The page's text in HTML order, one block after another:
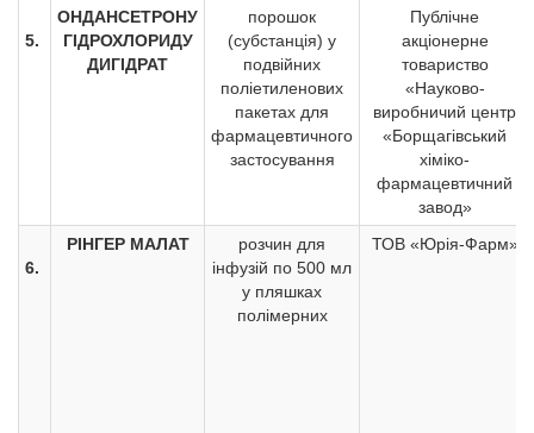
5.
ОНДАНСЕТРОНУ
ГІДРОХЛОРИДУ
ДИГІДРАТ
порошок
(субстанція) у
подвійних
поліетиленових
пакетах для
фармацевтичного
застосування
Публічне
акціонерне
товариство
«Науково-
виробничий центр
«Борщагівський
хіміко-
фармацевтичний
завод»
6.
РІНГЕР МАЛАТ
розчин для
інфузій по 500 мл
у пляшках
полімерних
ТОВ «Юрія-Фарм»